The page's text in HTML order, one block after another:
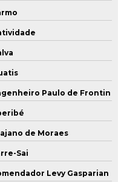
água e ar
subterrânea
Paulo de Frontin
de Moraes
Sai
Levy Gasparian